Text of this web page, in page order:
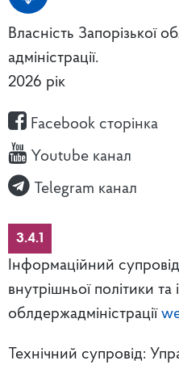
Власність Запорізької
адміністрації.
2026 рік
Facebook сторінка
Youtube канал
Telegram канал
3.4.1
Інформаційний
внутрішньої політики та
облдержадміністрації
Технічний супровід: